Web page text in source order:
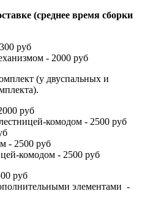
(среднее время сборки
руб
- 2000 руб
(у двуспальных и
руб
комодом - 2500 руб
- 2500 руб
комодом - 2500 руб
руб
элементами -